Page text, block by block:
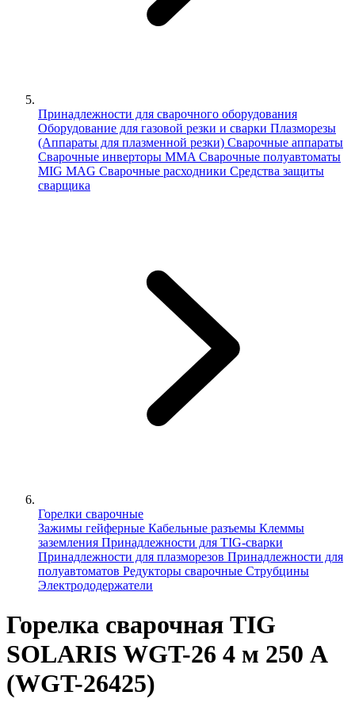
Принадлежности для сварочного оборудования
Оборудование для газовой резки и сварки Плазморезы
(Аппараты для плазменной резки) Сварочные аппараты
Сварочные инверторы MMA Сварочные полуавтоматы
MIG MAG Сварочные расходники Средства защиты
сварщика
Горелки сварочные
Зажимы гейферные Кабельные разъемы Клеммы
заземления Принадлежности для TIG-сварки
Принадлежности для плазморезов Принадлежности для
полуавтоматов Редукторы сварочные Струбцины
Электрододержатели
Горелка сварочная TIG
SOLARIS WGT-26 4 м 250 А
(WGT-26425)